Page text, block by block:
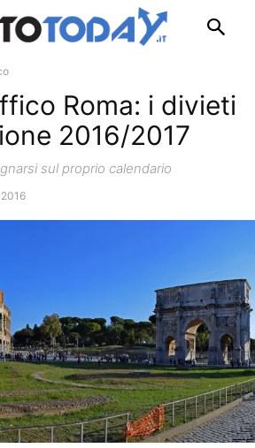
Roma: i divieti
2016/2017
sul proprio calendario